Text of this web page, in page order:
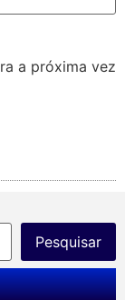
a próxima vez
Pesquisar